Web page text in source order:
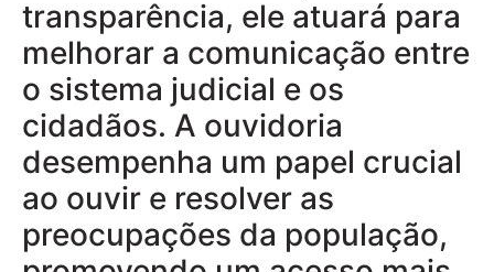
transparência, ele atuará para
melhorar a comunicação entre
o sistema judicial e os
cidadãos. A ouvidoria
desempenha um papel crucial
ao ouvir e resolver as
preocupações da população,